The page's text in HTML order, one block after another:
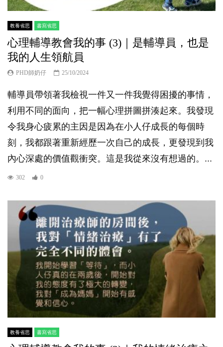
教養省思 書寫省思
心理輔導教會我的事 (3)｜是輔導員，也是
我的人生領航員
PHD師奶仔 25/10/2024
輔導員帶領著我檢視一件又一件我覺得困擾的事情，
利用不同的面向，把一幅心理拼圖拼湊起來。我發現
令我身心疲累的主因是因為在小人仔成長的每個時
刻，我都跟著重新經歷一次自己的成長，更發現到我
內心深處的價值觀衝突。這是我從來沒有想過的。...
302 0
教養省思 書寫省思